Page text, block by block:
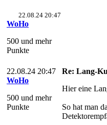
22.08.24 20:47
WoHo
500 und mehr
Punkte
22.08.24 20:47
WoHo
500 und mehr
Punkte
Re: Lang-
Hier eine
So hat man